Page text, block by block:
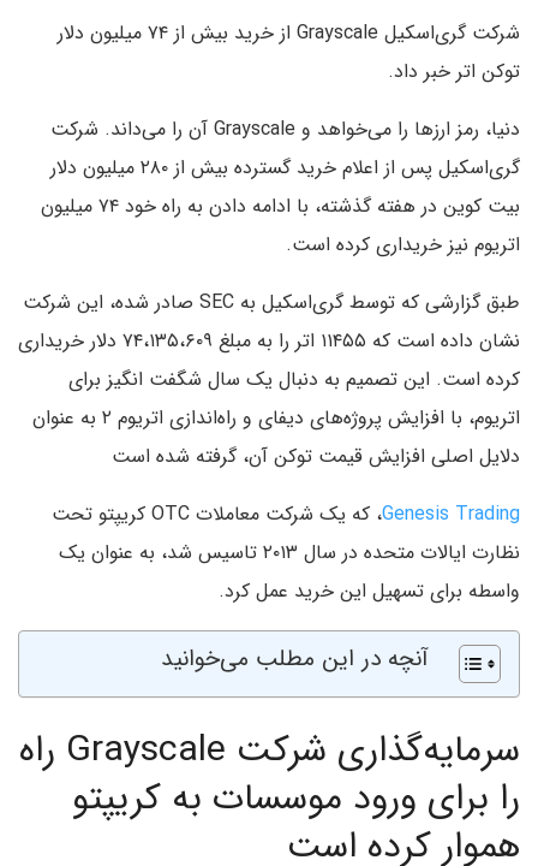
شرکت گری‌اسکیل Grayscale از خرید بیش از ۷۴ میلیون دلار
توکن اتر خبر داد.
دنیا، رمز ارزها را می‌خواهد و Grayscale آن را می‌داند. شرکت
گری‌اسکیل پس از اعلام خرید گسترده بیش از ۲۸۰ میلیون دلار
بیت کوین در هفته گذشته، با ادامه دادن به راه خود ۷۴ میلیون
اتریوم نیز خریداری کرده است.
طبق گزارشی که توسط گری‌اسکیل به SEC صادر شده، این شرکت
نشان داده است که ۱۱۴۵۵ اتر را به مبلغ ۷۴،۱۳۵،۶۰۹ دلار خریداری
کرده است. این تصمیم به دنبال یک سال شگفت انگیز برای
اتریوم، با افزایش پروژه‌های دیفای و راه‌اندازی اتریوم ۲ به عنوان
دلایل اصلی افزایش قیمت توکن آن، گرفته شده است
Genesis Trading
، که یک شرکت معاملات OTC کریپتو تحت
نظارت ایالات متحده در سال ۲۰۱۳ تاسیس شد، به عنوان یک
واسطه برای تسهیل این خرید عمل کرد.
آنچه در این مطلب می‌خوانید
سرمایه‌گذاری شرکت Grayscale راه
را برای ورود موسسات به کریپتو
هموار کرده است